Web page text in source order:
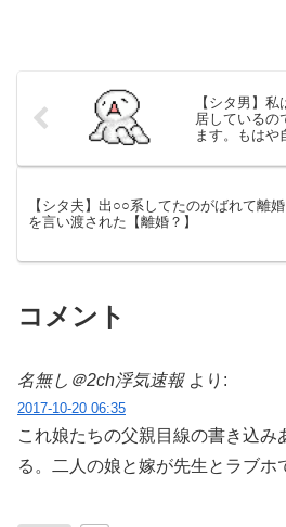
【シタ男】
居しているの
ます。もはや
【シタ夫】出○○系してたのがばれて離婚
を言い渡された【離婚？】
コメント
名無し＠2ch浮気速報 より:
2017-10-20 06:35
これ娘たちの父親目線の書き込み
る。二人の娘と嫁が先生とラブホ